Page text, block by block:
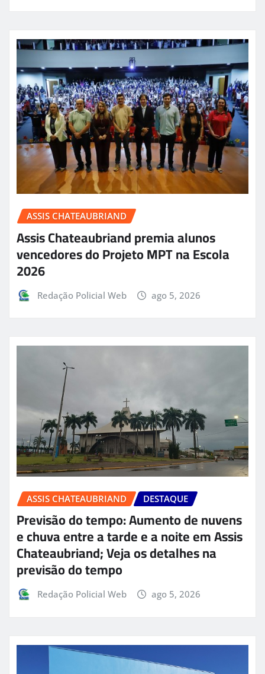
ASSIS CHATEAUBRIAND
Assis Chateaubriand premia alunos
vencedores do Projeto MPT na Escola
2026
Redação Policial Web ago 5, 2026
ASSIS CHATEAUBRIAND DESTAQUE
Previsão do tempo: Aumento de nuvens
e chuva entre a tarde e a noite em Assis
Chateaubriand; Veja os detalhes na
previsão do tempo
Redação Policial Web ago 5, 2026